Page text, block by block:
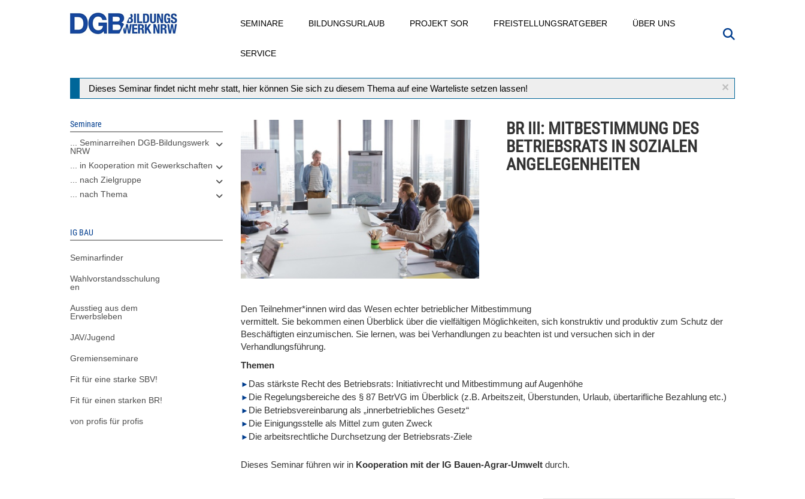
SEMINARE BILDUNGSURLAUB PROJEKT SOR FREISTELLUNGSRATGEBER ÜBER UNS
SERVICE
×
Statusmeldung
Dieses Seminar findet nicht mehr statt, hier können Sie sich zu diesem Thema auf eine Warteliste setzen lassen!
Seminare
... Seminarreihen DGB-Bildungswerk
NRW
... in Kooperation mit Gewerkschaften
... nach Zielgruppe
... nach Thema
IG BAU
Seminarfinder
Wahlvorstandsschulung
en
Ausstieg aus dem
Erwerbsleben
JAV/Jugend
Gremienseminare
Fit für eine starke SBV!
Fit für einen starken BR!
von profis für profis
BR III: MITBESTIMMUNG DES
BETRIEBSRATS IN SOZIALEN
ANGELEGENHEITEN
Den Teilnehmer*innen wird das Wesen echter betrieblicher Mitbestimmung
vermittelt. Sie bekommen einen Überblick über die vielfältigen Möglichkeiten, sich konstruktiv und produktiv zum Schutz der
Beschäftigten einzumischen. Sie lernen, was bei Verhandlungen zu beachten ist und versuchen sich in der
Verhandlungsführung.
Themen
Das stärkste Recht des Betriebsrats: Initiativrecht und Mitbestimmung auf Augenhöhe
Die Regelungsbereiche des § 87 BetrVG im Überblick (z.B. Arbeitszeit, Überstunden, Urlaub, übertarifliche Bezahlung etc.)
Die Betriebsvereinbarung als „innerbetriebliches Gesetz“
Die Einigungsstelle als Mittel zum guten Zweck
Die arbeitsrechtliche Durchsetzung der Betriebsrats-Ziele
Dieses Seminar führen wir in Kooperation mit der IG Bauen-Agrar-Umwelt durch.